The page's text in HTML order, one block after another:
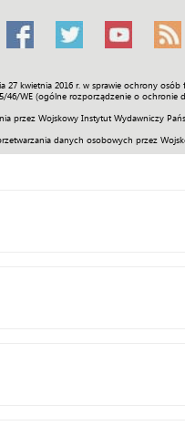
27 kwietnia 2016 r. w sprawie ochrony
46/WE (ogólne rozporządzenie o ochronie
przez Wojskowy Instytut Wydawniczy
danych osobowych przez
Sport Historia Galerie